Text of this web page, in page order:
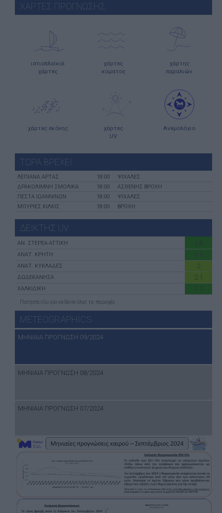
ΧΑΡΤΕΣ ΠΡΟΓΝΩΣΗΣ
ιστιοπλοϊκοί
χάρτες
χάρτες
κύματος
χάρτης
παραλιών
χάρτες σκόνης
χάρτες
UV
Ανεμολόγιο
ΤΩΡΑ ΒΡΕΧΕΙ
ΛΕΠΙΑΝΑ ΑΡΤΑΣ 18:00
ΨΙΧΑΛΕΣ
ΔΡΑΚΟΛΙΜΝΗ ΣΜΟΛΙΚΑ
18:00
ΑΣΘΕΝΗΣ ΒΡΟΧΗ
ΠΕΣΤΑ ΙΩΑΝΝΙΝΩΝ
18:00
ΨΙΧΑΛΕΣ
ΜΟΥΡΙΕΣ ΚΙΛΚΙΣ
18:00 ΒΡΟΧΗ
ΔΕΙΚΤΗΣ UV
ΑN. ΣΤΕΡΕΑ-ATTIKH 1.8
ΑΝΑΤ. ΚΡΗΤΗ 1.9
ΑΝΑΤ. ΚΥΚΛΑΔΕΣ 2
ΔΩΔΕΚΑΝΗΣΑ 2.1
ΧΑΛΚΙΔΙΚΗ 1.7
Πατήστε εδώγια να δέιτε όλες τις περιοχές
METEOGRAPHICS
ΜΗΝΙΑΙΑ ΠΡΟΓΝΩΣΗ 09/2024
ΜΗΝΙΑΙΑ ΠΡΟΓΝΩΣΗ 08/2024
ΜΗΝΙΑΙΑ ΠΡΟΓΝΩΣΗ 07/2024